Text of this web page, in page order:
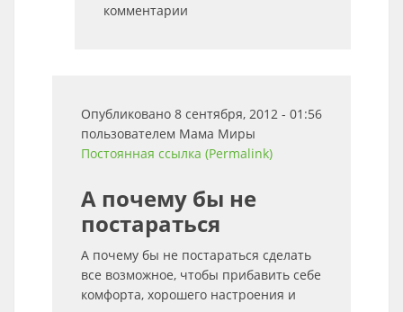
комментарии
Опубликовано 8 сентября, 2012 - 01:56
пользователем Мама Миры
Постоянная ссылка (Permalink)
А почему бы не
постараться
А почему бы не постараться сделать
все возможное, чтобы прибавить себе
комфорта, хорошего настроения и